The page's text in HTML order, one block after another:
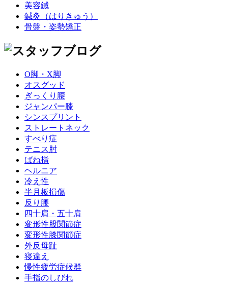
美容鍼
鍼灸（はりきゅう）
骨盤・姿勢矯正
O脚・X脚
オスグッド
ぎっくり腰
ジャンパー膝
シンスプリント
ストレートネック
すべり症
テニス肘
ばね指
ヘルニア
冷え性
半月板損傷
反り腰
四十肩・五十肩
変形性股関節症
変形性膝関節症
外反母趾
寝違え
慢性疲労症候群
手指のしびれ